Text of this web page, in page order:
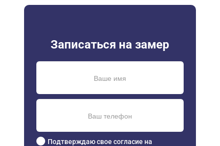
Записаться на замер
Подтверждаю свое согласие на